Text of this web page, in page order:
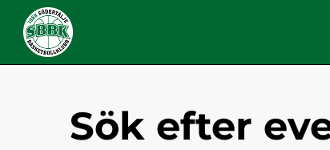
Sök efter